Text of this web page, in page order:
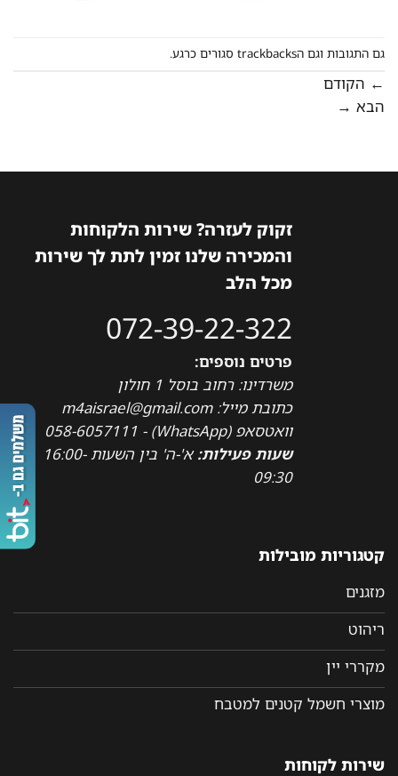
גם התגובות וגם הtrackbacks סגורים כרגע.
← הקודם
הבא →
זקוק לעזרה? שירות הלקוחות
והמכירה שלנו זמין לתת לך שירות
מכל הלב
072-39-22-322
פרטים נוספים:
משרדינו: רחוב בוסל 1 חולון
כתובת מייל: m4aisrael@gmail.com
וואטסאפ (WhatsApp) - 058-6057111
שעות פעילות:
א'-ה' בין השעות 16:00-
09:30
קטגוריות מובילות
מזגנים
ריהוט
מקררי יין
מוצרי חשמל קטנים למטבח
שירות לקוחות